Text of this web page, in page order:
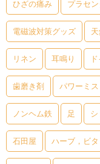
ひざの痛み プラセン
電磁波対策グッズ
リネン 耳鳴り
歯磨き剤 パワーミ
ノンヘム鉄 足
石田屋 ハーブ，ビ